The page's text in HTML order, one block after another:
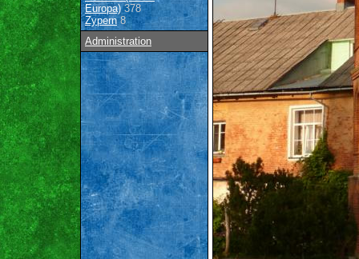
Europa)378
Zypern8
Administration